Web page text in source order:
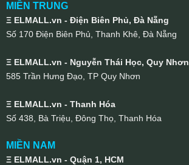
MIỀN TRUNG
Ξ ELMALL.vn - Điện Biên Phủ, Đà Nẵng
Số 170 Điện Biên Phủ, Thanh Khê, Đà Nẵng
Ξ ELMALL.vn - Nguyễn Thái Học, Quy Nhơn
585 Trần Hưng Đạo, TP Quy Nhơn
Ξ ELMALL.vn - Thanh Hóa
Số 438, Bà Triệu, Đông Thọ, Thanh Hóa
MIỀN NAM
Ξ ELMALL.vn - Quận 1, HCM